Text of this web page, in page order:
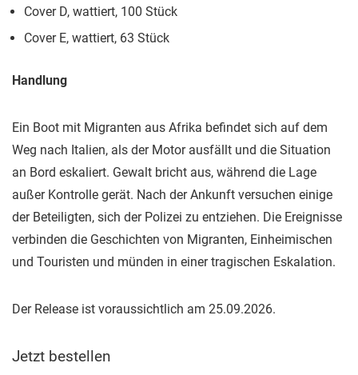
Cover D, wattiert, 100 Stück
Cover E, wattiert, 63 Stück
Handlung
Ein Boot mit Migranten aus Afrika befindet sich auf dem
Weg nach Italien, als der Motor ausfällt und die Situation
an Bord eskaliert. Gewalt bricht aus, während die Lage
außer Kontrolle gerät. Nach der Ankunft versuchen einige
der Beteiligten, sich der Polizei zu entziehen. Die Ereignisse
verbinden die Geschichten von Migranten, Einheimischen
und Touristen und münden in einer tragischen Eskalation.
Der Release ist voraussichtlich am 25.09.2026.
Jetzt bestellen